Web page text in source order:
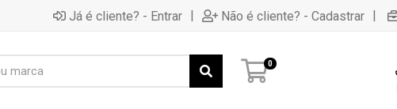
Já é cliente? - Entrar | Não é cliente? - Cadastrar |
0